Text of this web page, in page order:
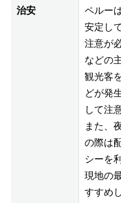
治安
ペルー
安定し
注意が
などの
観光客
どが発
して注
また、
の際は
シーを
現地の